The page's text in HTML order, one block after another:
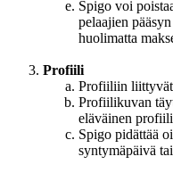
Spigo voi
pelaajien
huolimatta
Profiili
Profiiliin
Profiilikuvan
eläväinen
Spigo pidättää
syntymäpäivä